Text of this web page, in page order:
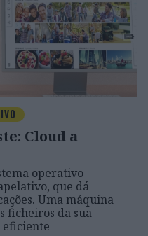
Cloud a
operativo
que dá
Uma máquina
ficheiros da sua